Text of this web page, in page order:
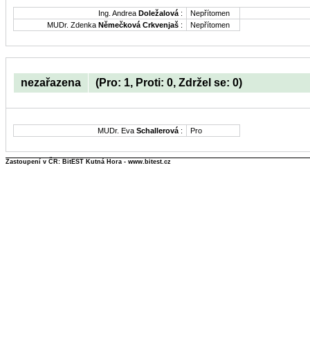
Ing. Andrea Doležalová :
Nepřítomen
MUDr. Zdenka Němečková Crkvenjaš : Nepřítomen
nezařazena (Pro: 1, Proti: 0, Zdržel se: 0)
MUDr. Eva Schallerová : Pro
Zastoupení v ČR: BitEST Kutná Hora - www.bitest.cz